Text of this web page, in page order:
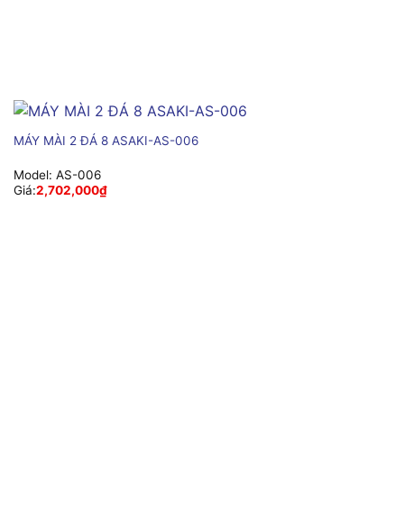
MÁY MÀI 2 ĐÁ 8 ASAKI-AS-006
Model: AS-006
Giá:2,702,000₫